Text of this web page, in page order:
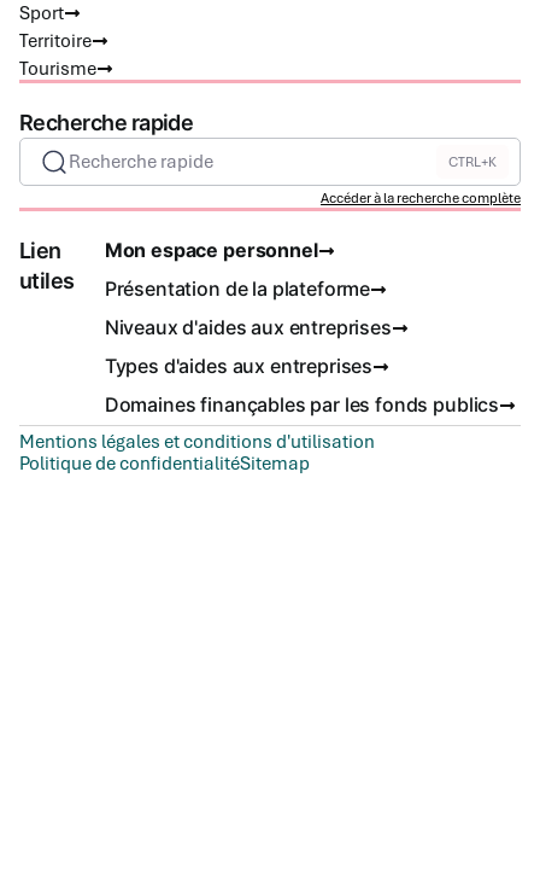
Sport
Territoire
Tourisme
Recherche rapide
Recherche rapide CTRL+K
Accéder à la recherche complète
Lien
utiles
Mon espace personnel
Présentation de la plateforme
Niveaux d'aides aux entreprises
Types d'aides aux entreprises
Domaines finançables par les fonds publics
Mentions légales et conditions d'utilisation
Politique de confidentialitéSitemap